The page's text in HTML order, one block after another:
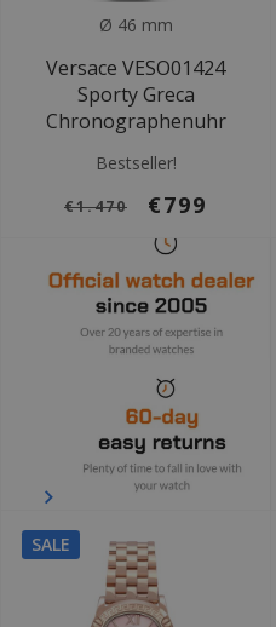
Ø 46 mm
Versace VESO01424
Sporty Greca
Chronographenuhr
Bestseller!
€1.470 €799
SALE